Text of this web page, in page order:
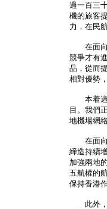
過一百三
機的旅客
力，在民
在面向
競爭才有
品，從而
相對優勢
本着這
目。我們
地機場網
在面向
締造持續
加強兩地
五航權的
保持香港
此外，